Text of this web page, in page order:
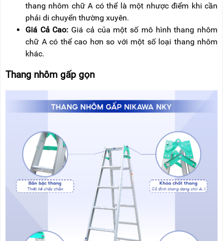
thang nhôm chữ A có thể là một nhược điểm khi cần
phải di chuyển thường xuyên.
Giá Cả Cao: Giá cả của một số mô hình thang nhôm
chữ A có thể cao hơn so với một số loại thang nhôm
khác.
Thang nhôm gấp gọn